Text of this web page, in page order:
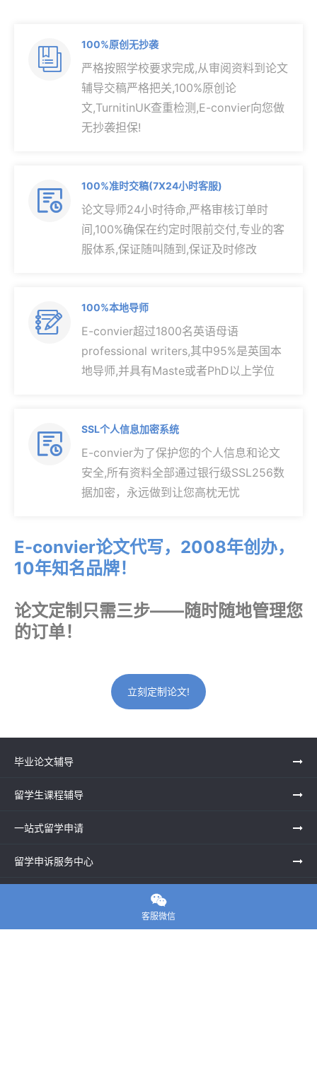

100%原创无抄袭
严格按照学校要求完成,从审阅资料到论文
辅导交稿严格把关,100%原创论
文,TurnitinUK查重检测,E-convier向您做
无抄袭担保!

100%准时交稿(7X24小时客服)
论文导师24小时待命,严格审核订单时
间,100%确保在约定时限前交付,专业的客
服体系,保证随叫随到,保证及时修改

100%本地导师
E-convier超过1800名英语母语
professional writers,其中95%是英国本
地导师,并具有Maste或者PhD以上学位

SSL个人信息加密系统
E-convier为了保护您的个人信息和论文
安全,所有资料全部通过银行级SSL256数
据加密，永远做到让您高枕无忧
E-convier论文代写，2008年创办，
10年知名品牌！
论文定制只需三步——随时随地管理您
的订单！
立刻定制论文!
毕业论文辅导
留学生课程辅导
一站式留学申请
留学申诉服务中心
关于我们

客服微信